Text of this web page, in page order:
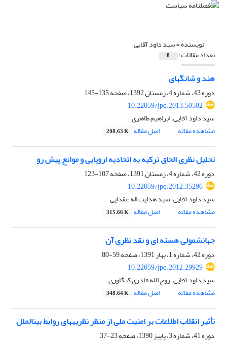
نویسنده =سید داود آقایی
تعداد مقالات: 8
هند و شانگهای
دوره 43، شماره 4، زمستان 1392، صفحه
135-145
10.22059/jpq.2013.50502
سید داود آقایی، ابراهیم طاهری
مشاهده مقاله
اصل مقاله 208.63 K
تحلیل نظری الحاق ترکیه به اتحادیه اروپایی و موانع پیش رو
دوره 42، شماره 4، زمستان 1391، صفحه
107-123
10.22059/jpq.2012.35296
سید داود آقایی، سید هدایت اله عقدایی
مشاهده مقاله
اصل مقاله 315.66 K
جهانشمولی هسته ای و نقد نظری آن
دوره 42، شماره 1، بهار 1391، صفحه
59-80
10.22059/jpq.2012.29929
سید داود آقایی، روح الله قادری کنگاوری
مشاهده مقاله
اصل مقاله 348.64 K
تأثیر انقلاب اطلاعات بر امنیت ملی از منظر نظریه‎های روابط بین‎الملل
دوره 41، شماره 3، پاییز 1390، صفحه
23-37